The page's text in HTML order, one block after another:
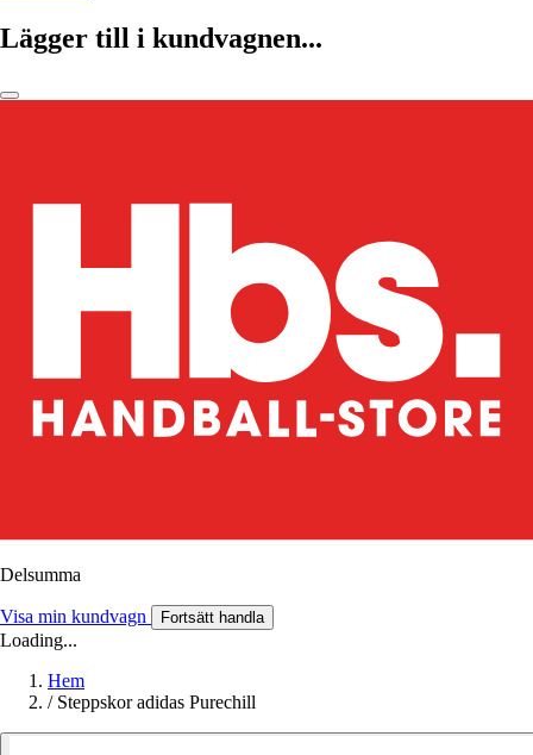
Lägger till i kundvagnen...
Delsumma
Visa min kundvagn Fortsätt handla
Loading...
Hem
/ Steppskor adidas Purechill